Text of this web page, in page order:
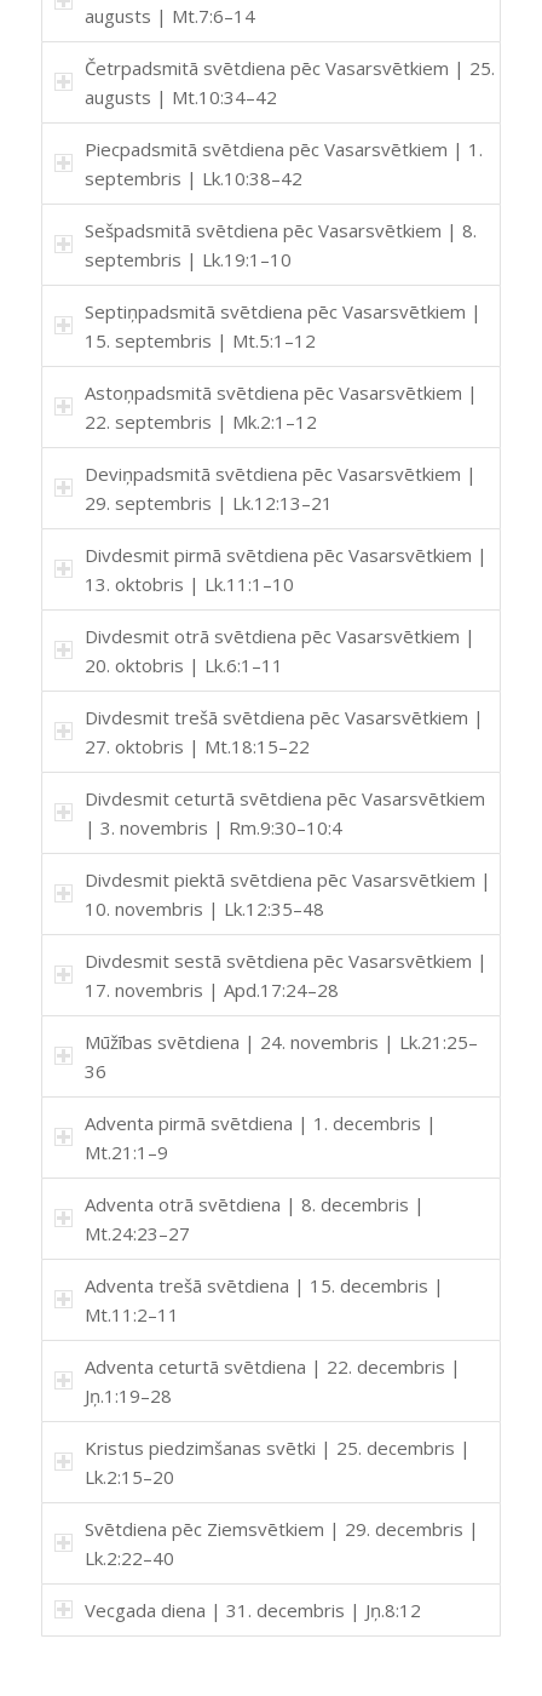
augusts | Mt.7:6–14
Četrpadsmitā svētdiena pēc Vasarsvētkiem | 25.
augusts | Mt.10:34–42
Piecpadsmitā svētdiena pēc Vasarsvētkiem | 1.
septembris | Lk.10:38–42
Sešpadsmitā svētdiena pēc Vasarsvētkiem | 8.
septembris | Lk.19:1–10
Septiņpadsmitā svētdiena pēc Vasarsvētkiem |
15. septembris | Mt.5:1–12
Astoņpadsmitā svētdiena pēc Vasarsvētkiem |
22. septembris | Mk.2:1–12
Deviņpadsmitā svētdiena pēc Vasarsvētkiem |
29. septembris | Lk.12:13–21
Divdesmit pirmā svētdiena pēc Vasarsvētkiem |
13. oktobris | Lk.11:1–10
Divdesmit otrā svētdiena pēc Vasarsvētkiem |
20. oktobris | Lk.6:1–11
Divdesmit trešā svētdiena pēc Vasarsvētkiem |
27. oktobris | Mt.18:15–22
Divdesmit ceturtā svētdiena pēc Vasarsvētkiem
| 3. novembris | Rm.9:30–10:4
Divdesmit piektā svētdiena pēc Vasarsvētkiem |
10. novembris | Lk.12:35–48
Divdesmit sestā svētdiena pēc Vasarsvētkiem |
17. novembris | Apd.17:24–28
Mūžības svētdiena | 24. novembris | Lk.21:25–
36
Adventa pirmā svētdiena | 1. decembris |
Mt.21:1–9
Adventa otrā svētdiena | 8. decembris |
Mt.24:23–27
Adventa trešā svētdiena | 15. decembris |
Mt.11:2–11
Adventa ceturtā svētdiena | 22. decembris |
Jņ.1:19–28
Kristus piedzimšanas svētki | 25. decembris |
Lk.2:15–20
Svētdiena pēc Ziemsvētkiem | 29. decembris |
Lk.2:22–40
Vecgada diena | 31. decembris | Jņ.8:12